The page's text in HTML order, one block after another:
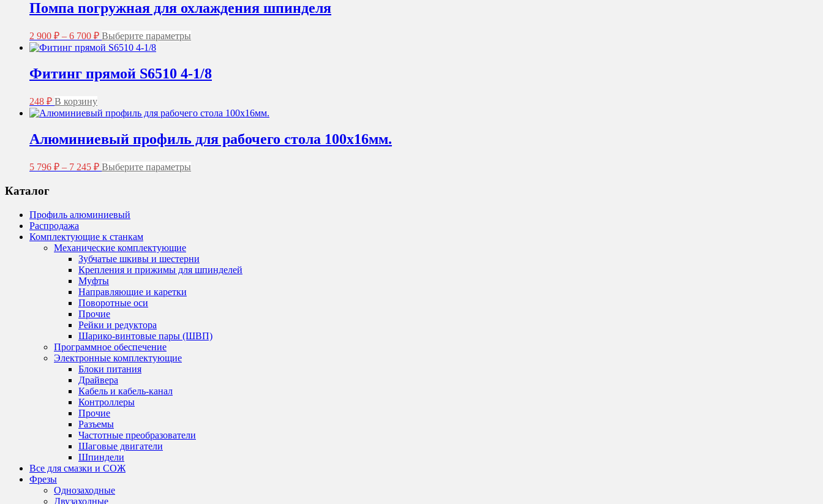
Помпа погружная для охлаждения шпинделя
2 900 ₽ – 6 700 ₽Диапазон
цен:
2
–
Выберите параметры
несколько
вариаций.
выбрать
товара.
Фитинг прямой S6510 4-1/8
248 ₽ В корзину
Алюминиевый профиль для рабочего стола 100х16мм.
5 796 ₽ – 7 245 ₽Диапазон
–
7
245 ₽
Выберите параметры
странице
товара.
Каталог
Профиль алюминиевый
Распродажа
Комплектующие к станкам
Механические комплектующие
Зубчатые шкивы и шестерни
Крепления и прижимы для шпинделей
Муфты
Направляющие и каретки
Поворотные оси
Прочие
Рейки и редуктора
Шарико-винтовые пары (ШВП)
Программное обеспечение
Электронные комплектующие
Блоки питания
Драйвера
Кабель и кабель-канал
Контроллеры
Прочие
Разъемы
Частотные преобразователи
Шаговые двигатели
Шпиндели
Все для смазки и СОЖ
Фрезы
Однозаходные
Двузаходные